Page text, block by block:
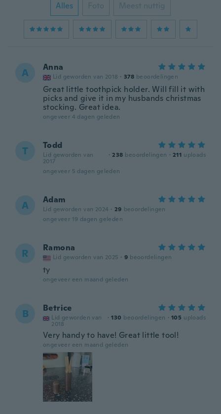
Alles Foto Meest nuttig
A Anna
Lid geworden van 2018 · 378 beoordelingen
Great little toothpick holder. Will fill it with
picks and give it in my husbands christmas
stocking. Great idea.
ongeveer 4 dagen geleden
T Todd
Lid geworden van
2017
· 238 beoordelingen · 211 uploads
ongeveer 5 dagen geleden
A Adam
Lid geworden van 2024 · 29 beoordelingen
ongeveer 19 dagen geleden
R Ramona
Lid geworden van 2025 · 9 beoordelingen
ty
ongeveer een maand geleden
B Betrice
Lid geworden van
2018
· 130 beoordelingen · 105 uploads
Very handy to have! Great little tool!
ongeveer een maand geleden